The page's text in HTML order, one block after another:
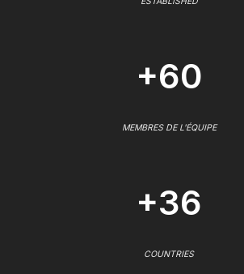
+60
MEMBRES DE L'ÉQUIPE
+36
COUNTRIES